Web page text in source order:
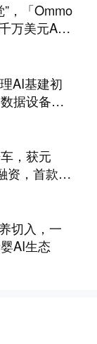
，「Ommo
万美元A轮
AI基建初
据设备进
，获元
资，首款产
切入，一
AI生态